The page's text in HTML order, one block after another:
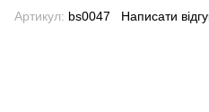
Артикул: bs0047 Написати